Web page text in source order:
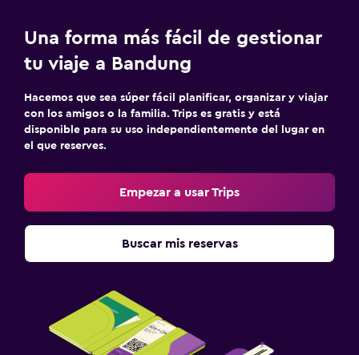
Una forma más fácil de gestionar
tu viaje a Bandung
Hacemos que sea súper fácil planificar, organizar y viajar
con los amigos o la familia. Trips es gratis y está
disponible para su uso independientemente del lugar en
el que reserves.
Empezar a usar Trips
Buscar mis reservas